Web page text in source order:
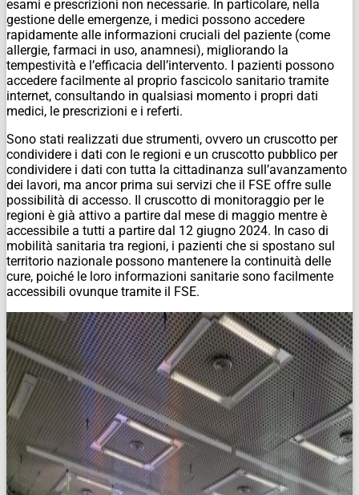
esami e prescrizioni non necessarie. In particolare, nella
gestione delle emergenze, i medici possono accedere
rapidamente alle informazioni cruciali del paziente (come
allergie, farmaci in uso, anamnesi), migliorando la
tempestività e l’efficacia dell’intervento. I pazienti possono
accedere facilmente al proprio fascicolo sanitario tramite
internet, consultando in qualsiasi momento i propri dati
medici, le prescrizioni e i referti.
Sono stati realizzati due strumenti, ovvero un cruscotto per
condividere i dati con le regioni e un cruscotto pubblico per
condividere i dati con tutta la cittadinanza sull’avanzamento
dei lavori, ma ancor prima sui servizi che il FSE offre sulle
possibilità di accesso. Il cruscotto di monitoraggio per le
regioni è già attivo a partire dal mese di maggio mentre è
accessibile a tutti a partire dal 12 giugno 2024. In caso di
mobilità sanitaria tra regioni, i pazienti che si spostano sul
territorio nazionale possono mantenere la continuità delle
cure, poiché le loro informazioni sanitarie sono facilmente
accessibili ovunque tramite il FSE.